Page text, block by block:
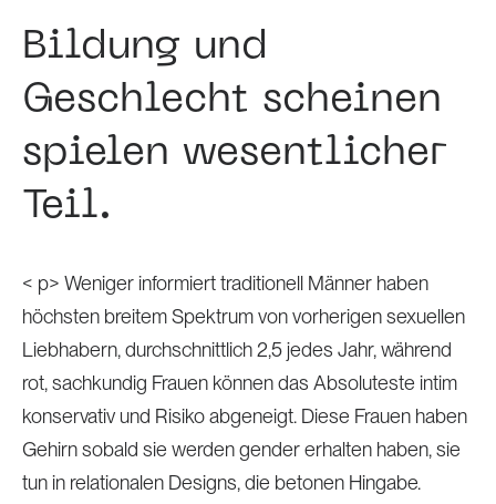
Bildung und
Geschlecht scheinen
spielen wesentlicher
Teil.
< p> Weniger informiert traditionell Männer haben
höchsten breitem Spektrum von vorherigen sexuellen
Liebhabern, durchschnittlich 2,5 jedes Jahr, während
rot, sachkundig Frauen können das Absoluteste intim
konservativ und Risiko abgeneigt. Diese Frauen haben
Gehirn sobald sie werden gender erhalten haben, sie
tun in relationalen Designs, die betonen Hingabe.